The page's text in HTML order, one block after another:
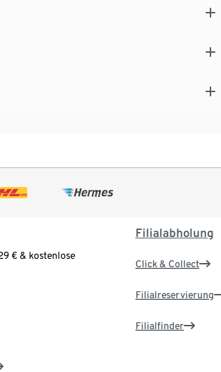
€ & kostenlose
Filialabholung
Click & Collect
Filialreservierung
Filialfinder